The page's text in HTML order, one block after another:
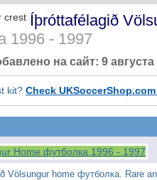
Íþróttafélagið
1996 - 1997
на сайт: 9 августа
kit? Check UKSoccerShop.com
Völsungur home футболка. Rare